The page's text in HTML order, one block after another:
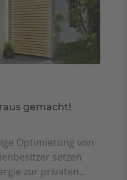
gemacht!
Optimierung von
setzen
zur privaten...